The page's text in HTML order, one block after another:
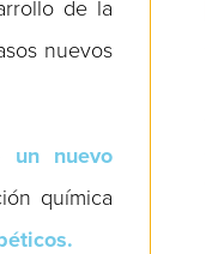
de la
nuevos
nuevo
química